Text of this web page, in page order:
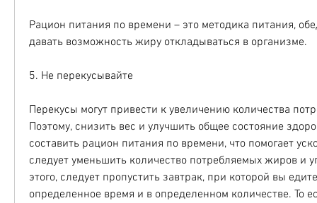
Рацион питания по времени – это методика питания,
давать возможность жиру откладываться в организме.
5. Не перекусывайте
Перекусы могут привести к увеличению количества
Поэтому, снизить вес и улучшить общее состояние
составить рацион питания по времени, что помогает
следует уменьшить количество потребляемых жиров и
этого, следует пропустить завтрак, при которой вы
определенное время и в определенном количестве. То